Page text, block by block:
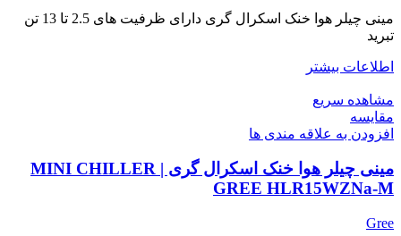
مینی چیلر هوا خنک اسکرال گری دارای ظرفیت های 2.5 تا 13 تن
تبرید
اطلاعات بیشتر
مشاهده سریع
مقایسه
افزودن به علاقه مندی ها
مینی چیلر هوا خنک اسکرال گری | MINI CHILLER
GREE HLR15WZNa-M
Gree